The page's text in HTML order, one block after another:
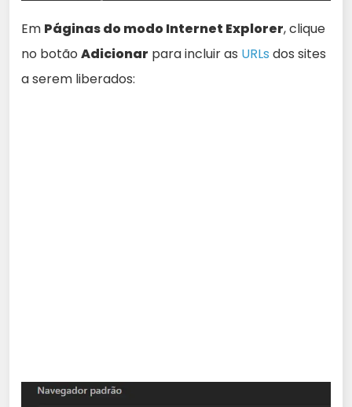
Em Páginas do modo Internet Explorer, clique
no botão Adicionar para incluir as URLs dos sites
a serem liberados: